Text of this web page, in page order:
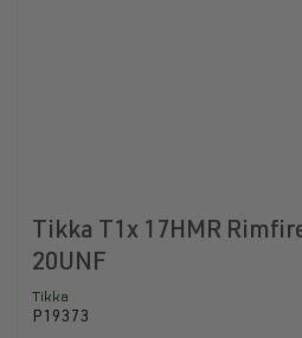
Tikka T1x 17HMR
20UNF
Tikka
P19373